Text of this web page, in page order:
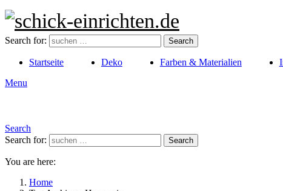
Search for: Search
Startseite Deko Farben & Materialien
Menu
Search
Search for:
Search
You are here:
Home